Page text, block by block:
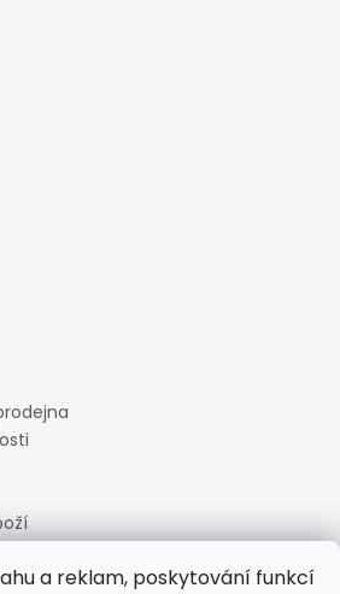
a reklam, poskytování funkcí
cookies